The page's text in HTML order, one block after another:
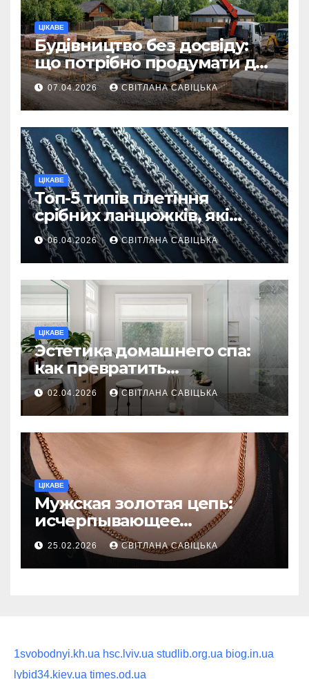
ЦІКАВЕ
Будівництво без досвіду:
що потрібно продумати до
першої доставки на
ділянку
07.04.2026 СВІТЛАНА САВІЦЬКА
ЦІКАВЕ
Топ-5 типів плетіння
срібних ланцюжків, які
вважаються
найнадійнішими
06.04.2026 СВІТЛАНА САВІЦЬКА
ЦІКАВЕ
Эстетика домашнего спа:
как превратить
ежедневную гигиену в
восстанавливающий
ритуал
02.04.2026 СВІТЛАНА САВІЦЬКА
ЦІКАВЕ
Мужская золотая цепь:
исчерпывающее
руководство по выбору
статусного украшения
25.02.2026 СВІТЛАНА САВІЦЬКА
1svobodnyi.kh.ua hsc.lviv.ua studlib.org.ua biog.in.ua
lybid34.kiev.ua times.od.ua